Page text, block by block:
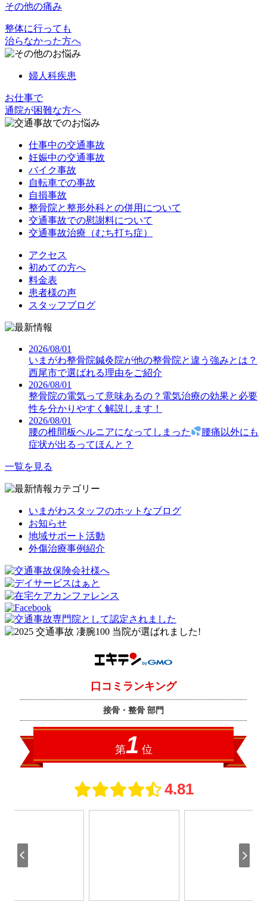
その他の痛み
整体に行っても
治らなかった方へ
婦人科疾患
お仕事で
通院が困難な方へ
仕事中の交通事故
妊娠中の交通事故
バイク事故
自転車での事故
自損事故
整骨院と整形外科との併用について
交通事故での慰謝料について
交通事故治療（むち打ち症）
アクセス
初めての方へ
料金表
患者様の声
スタッフブログ
2026/08/01
いまがわ整骨院鍼灸院が他の整骨院と違う強みとは？
西尾市で選ばれる理由をご紹介
2026/08/01
整骨院の電気って意味あるの？電気治療の効果と必要
性を分かりやすく解説します！
2026/08/01
腰の椎間板ヘルニアになってしまった
腰痛以外にも
症状が出るってほんと？
一覧を見る
いまがわスタッフのホットなブログ
お知らせ
地域サポート活動
外傷治療事例紹介